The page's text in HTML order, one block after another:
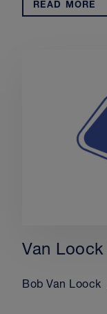
READ MORE
Van
Bob Van Loock